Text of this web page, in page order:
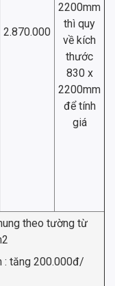
2.870.000
2200mm
thì quy
về kích
thước
830 x
2200mm
để tính
giá
theo tường từ
: tăng 200.000đ/